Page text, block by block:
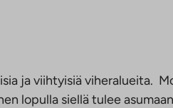
ja viihtyisiä viheralueita.
lopulla siellä tulee